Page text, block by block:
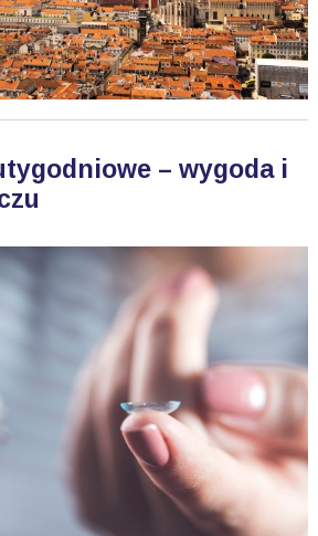
– wygoda i